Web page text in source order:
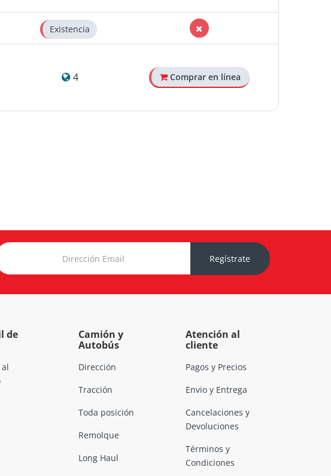
Existencia
4 Comprar en línea
Regístrate
de
Camión y
Autobús
Dirección
Tracción
Toda posición
Remolque
Long Haul
Atención al
cliente
Pagos y Precios
Envio y Entrega
Cancelaciones y
Devoluciones
Términos y
Condiciones